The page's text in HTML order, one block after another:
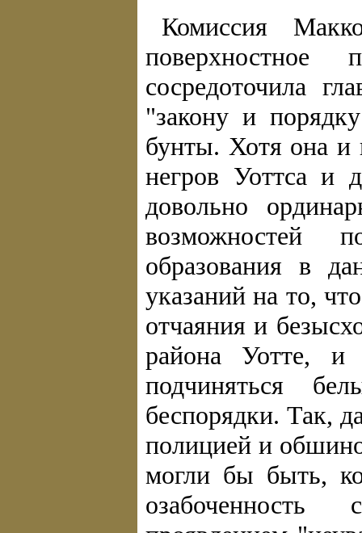
Комиссия
сосредоточила
"закону и
бунты. Хотя она и
негров Уоттса и
довольно
возможностей
образования в
указаний на то,
отчаяния и
района Уотте, и
подчиняться
беспорядки. Так,
полицией и
могли бы быть,
озабоченность